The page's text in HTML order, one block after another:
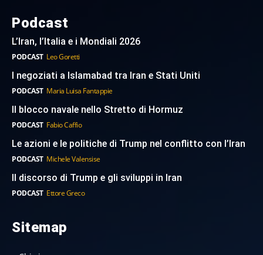
Podcast
L’Iran, l’Italia e i Mondiali 2026
PODCAST Leo Goretti
I negoziati a Islamabad tra Iran e Stati Uniti
PODCAST Maria Luisa Fantappie
Il blocco navale nello Stretto di Hormuz
PODCAST Fabio Caffio
Le azioni e le politiche di Trump nel conflitto con l’Iran
PODCAST Michele Valensise
Il discorso di Trump e gli sviluppi in Iran
PODCAST Ettore Greco
Sitemap